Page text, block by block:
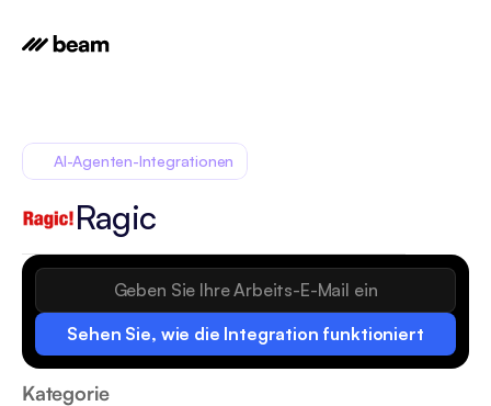
Sehen Sie, wie die Integration funktioniert
Kategorie
AI-Agenten-Integrationen
Ragic